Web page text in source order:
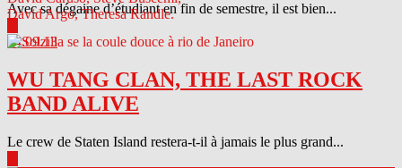
Avec sa dégaine d’étudiant en fin de semestre, il est bien...
04.09.13
WU TANG CLAN, THE LAST ROCK
BAND ALIVE
Le crew de Staten Island restera-t-il à jamais le plus grand...